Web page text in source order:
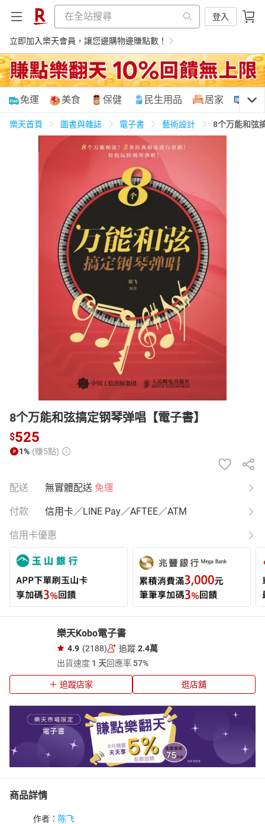
登入
立即加入樂天會員，讓您邊購物邊賺點數！
購物網分類
美食蛋糕 養生保健
3C家電 運動休閒 親子玩具
男裝 化妝保養
電子/紙本書
HOT
免運 美食 保健 民生用品 居家 3C
樂天首頁 圖書與雜誌 電子書 藝術設計 8个万能和弦
8个万能和弦搞定钢琴弹唱【電子書】
$525
1% (賺5點)
配送 無實體配送 免運
付款 信用卡／LINE Pay／AFTEE／ATM
信用卡優惠
樂天Kobo電子書
4.9 (2188) 追蹤 2.4萬
出貨速度 1 天回應率57%
追蹤店家 逛店舖
商品詳情
作者： 陈飞